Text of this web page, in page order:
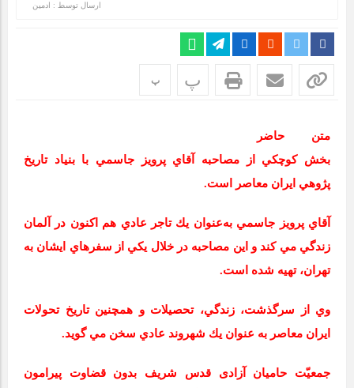
ارسال توسط : ادمین
پ پ
متن حاضر
بخش كوچكي از مصاحبه آقاي پرويز جاسمي با بنياد تاريخ
پژوهي ايران معاصر است.
آقاي پرويز جاسمي به‌عنوان يك تاجر عادي هم اكنون در آلمان
زندگي مي ‌كند و اين مصاحبه در خلال يكي از سفرهاي ايشان به
تهران، تهيه شده است.
وي از سرگذشت، زندگي، تحصيلات و همچنين تاريخ تحولات
ايران معاصر به عنوان يك شهروند عادي سخن مي ‌گويد.
جمعیّت حامیان آزادی قدس شریف بدون قضاوت پيرامون